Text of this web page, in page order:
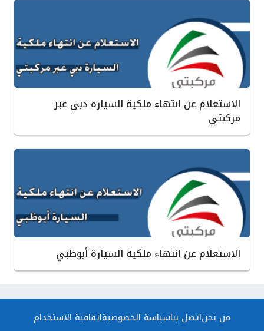
الاستعلام عن انتهاء ملكية السيارة دبي عبر
مركبتي
الاستعلام عن انتهاء ملكية السيارة أبوظبي
من نحناتصل بناسياسة الخصوصيةاتفاقية الاستخدام